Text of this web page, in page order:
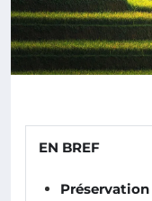
EN BREF
Préservation